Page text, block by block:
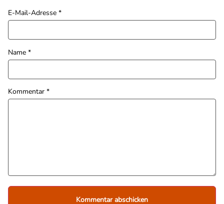
Kommentar *
Name *
E-Mail-Adresse *